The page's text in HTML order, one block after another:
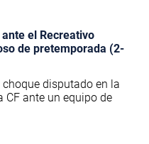
el Recreativo
de pretemporada (2-
disputado en la
CF ante un equipo de